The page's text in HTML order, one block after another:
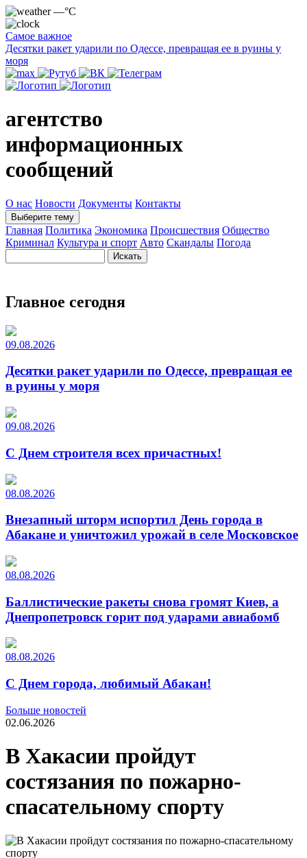
—°C
Самое важное
Десятки ракет ударили по Одессе, превращая ее в руины у
моря
агентство
информационных
сообщений
О нас Новости Документы Контакты
Выберите тему
Главная Политика Экономика Происшествия Общество
Криминал Культура и спорт Авто Скандалы Погода
Главное сегодня
09.08.2026
Десятки ракет ударили по Одессе, превращая ее
в руины у моря
09.08.2026
С Днем строителя всех причастных!
08.08.2026
Внезапный шторм испортил День города в
Абакане и уничтожил урожай в селе Московское
08.08.2026
Баллистические ракеты снова громят Киев, а
Днепропетровск горит под ударами авиабомб
08.08.2026
С Днем города, любимый Абакан!
Больше новостей
02.06.2026
В Хакасии пройдут
состязания по пожарно-
спасательному спорту